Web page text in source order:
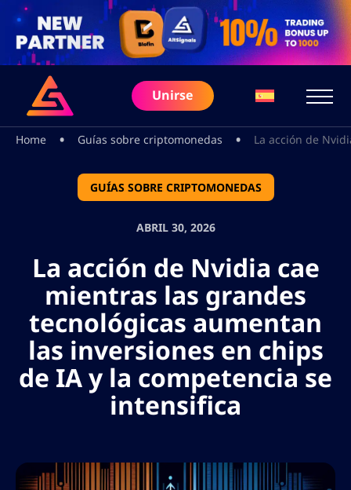
Unirse
Home • Guías sobre criptomonedas • La acción de
GUÍAS SOBRE CRIPTOMONEDAS
ABRIL 30, 2026
La acción de Nvidia cae
mientras las grandes
tecnológicas aumentan
las inversiones en chips
de IA y la competencia se
intensifica